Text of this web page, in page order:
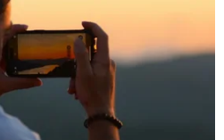
chuyển giao hệ thống
đột Ukraine trải qua tháng
Nga thay đổi vị trí các chỉ